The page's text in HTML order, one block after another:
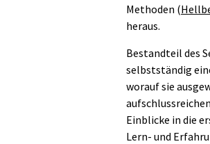
Methoden (
heraus.
Bestandteil des
selbstständig
worauf sie
Einblicke in die
Lern- und